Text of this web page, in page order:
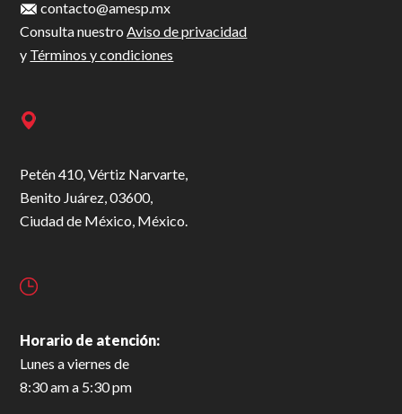
contacto@amesp.mx
Consulta nuestroAviso de privacidad
y Términos y condiciones
Petén 410, Vértiz Narvarte,
Benito Juárez, 03600,
Ciudad de México, México.
Horario de atención:
Lunes a viernes de
8:30 am a 5:30 pm